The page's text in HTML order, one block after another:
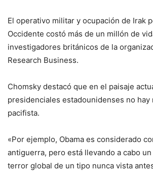
El operativo militar y ocupación de Irak
Occidente costó más de un millón de
investigadores británicos de la
Research Business.
Chomsky destacó que en el paisaje
presidenciales estadounidenses no hay
pacifista.
«Por ejemplo, Obama es considerado
antiguerra, pero está llevando a cabo
terror global de un tipo nunca vista